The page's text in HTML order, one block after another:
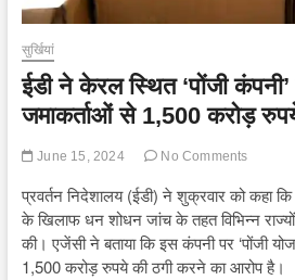
सुर्खियां
ईडी ने केरल स्थित ‘पोंजी कंपनी’
जमाकर्ताओं से 1,500 करोड़
June 15, 2024 No Comments
प्रवर्तन निदेशालय (ईडी) ने शुक्रवार को कहा
के खिलाफ धन शोधन जांच के तहत विभिन्न राज्यों
की। एजेंसी ने बताया कि इस कंपनी पर ‘पोंजी
1,500 करोड़ रुपये की ठगी करने का आरोप है।